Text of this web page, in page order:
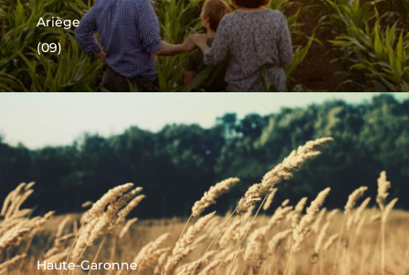
Ariège
(09)
Haute-Garonne